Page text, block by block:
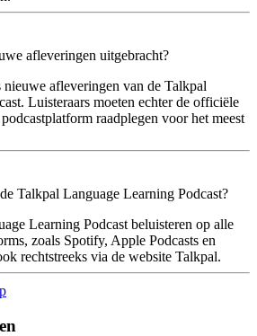
afleveringen uitgebracht?
afleveringen van de Talkpal
Luisteraars moeten echter de officiële
raadplegen voor het meest
Talkpal Language Learning Podcast?
Learning Podcast beluisteren op alle
zoals Spotify, Apple Podcasts en
rechtstreeks via de website Talkpal.